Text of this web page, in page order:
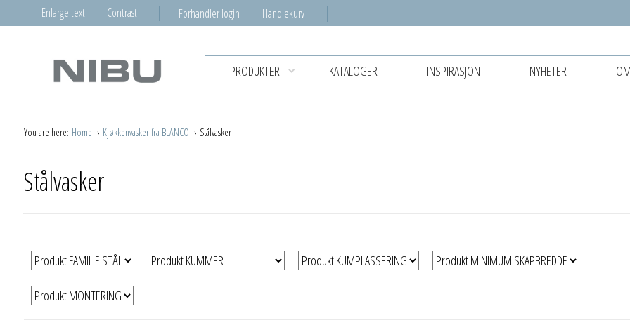
Enlarge text Contrast Forhandler login Handlekurv
PRODUKTER KATALOGER INSPIRASJON NYHETER
You are here: Home Kjøkkenvasker fra BLANCO Stålvasker
Stålvasker